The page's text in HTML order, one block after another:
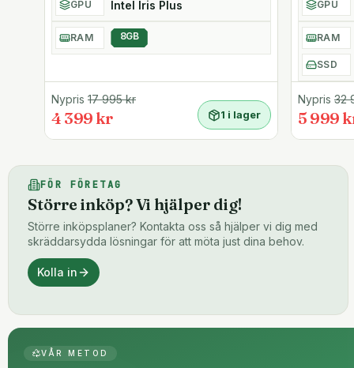
- Två USB-A 3.0-portar (en med snabbladdnings-
- Supersnabbt Intel AX201 WiFi-6 (WiFi-ax) MU-MIMO
- 3.5 mm kombinerad port för hörlurar/mikrofon
Fler egenskaper
- Windows 10/11 Pro 64-bitars operativsystem
- 720p HD-webbkamera
- Pekplatta med multitouchkapacitet
GPU Intel Iris Plus
RAM 8GB
Nypris 17 995kr
4 399 kr 1 i lager
GPU
RAM
SSD
Nypris 32
5 999
FÖR FÖRETAG
Större inköp? Vi hjälper dig!
Större inköpsplaner? Kontakta oss så hjälper vi dig med
skräddarsydda lösningar för att möta just dina behov.
Kolla in
VÅR METOD